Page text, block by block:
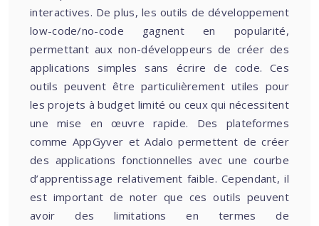
interactives. De plus, les outils de développement
low-code/no-code gagnent en popularité,
permettant aux non-développeurs de créer des
applications simples sans écrire de code. Ces
outils peuvent être particulièrement utiles pour
les projets à budget limité ou ceux qui nécessitent
une mise en œuvre rapide. Des plateformes
comme AppGyver et Adalo permettent de créer
des applications fonctionnelles avec une courbe
d’apprentissage relativement faible. Cependant, il
est important de noter que ces outils peuvent
avoir des limitations en termes de